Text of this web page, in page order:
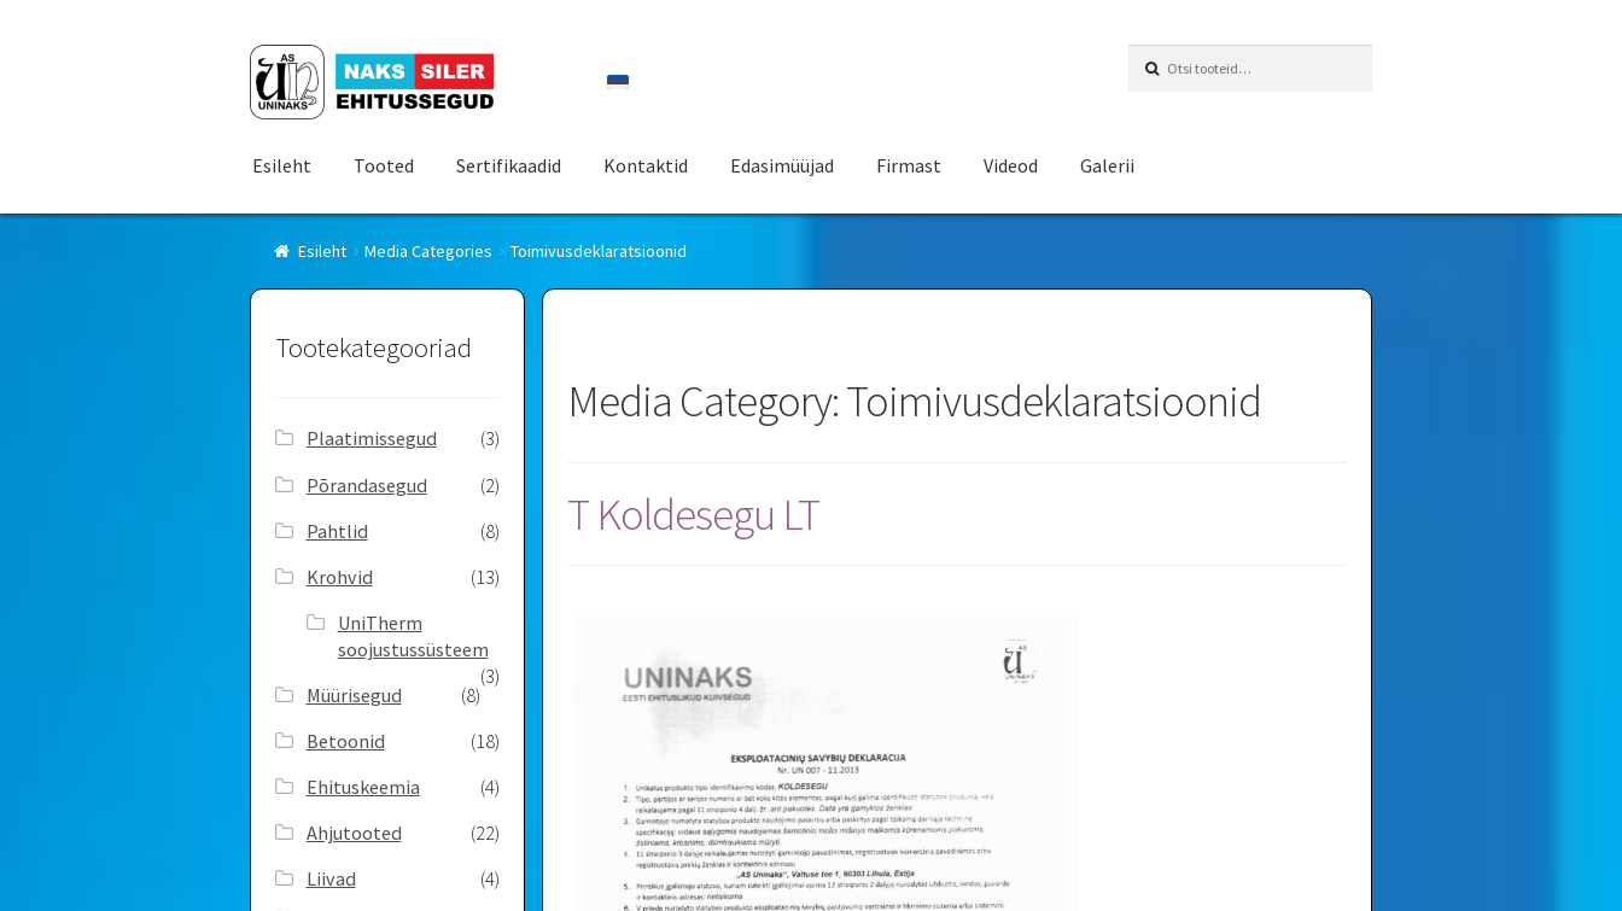
Liigu
navigeerimisele
Liigu
sisu
juurde
Esileht Tooted Sertifikaadid Kontaktid Edasimüüjad Firmast Videod Galerii
Esileht Media Categories Toimivusdeklaratsioonid
Media Category:Toimivusdeklaratsioonid
T Koldesegu LT
Tootekategooriad
Plaatimissegud
(3)
Põrandasegud
(2)
Pahtlid
(8)
Krohvid
(13)
UniTherm
soojustussüsteem
(3)
Müürisegud
(8)
Betoonid
(18)
Ehituskeemia
(4)
Ahjutooted
(22)
Liivad
(4)